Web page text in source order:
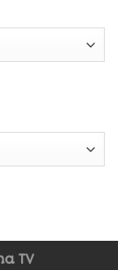
TV